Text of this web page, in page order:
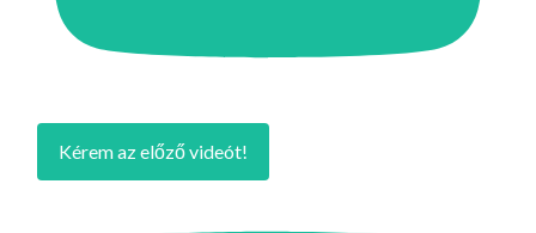
Kérem az előző videót!